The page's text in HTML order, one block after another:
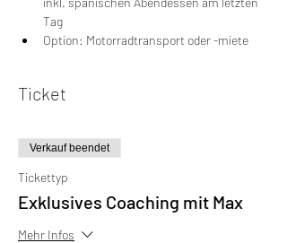
Tag
Option: Motorradtransport oder -miete
Ticket
Verkauf beendet
Tickettyp
Exklusives Coaching mit Max
Mehr Infos